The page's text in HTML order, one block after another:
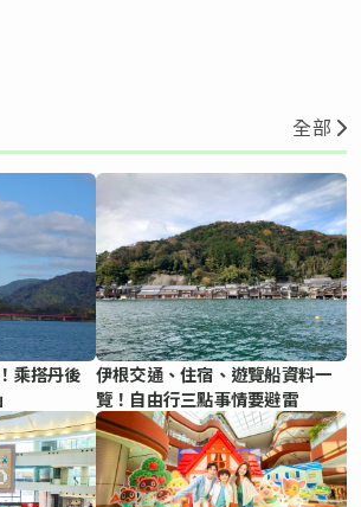
全部
乘搭丹後
伊根交通、住宿、遊覽船資料一
覽！自由行三點事情要避雷